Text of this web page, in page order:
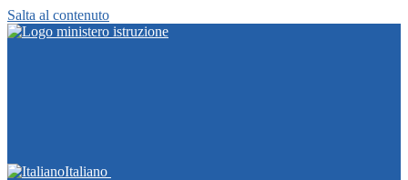
Salta al contenuto
Italiano